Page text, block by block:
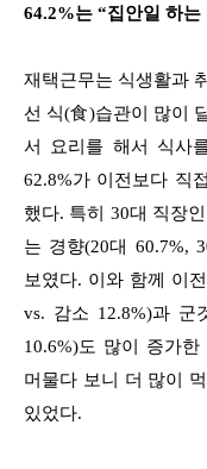
64.2%는 “집안일 하는
재택근무는 식생활과
선 식(食)습관이 많이
서 요리를 해서 식사
62.8%가 이전보다 직
했다. 특히 30대 직장
는 경향(20대 60.7%,
보였다. 이와 함께 이
vs. 감소 12.8%)과 군
10.6%)도 많이 증가
머물다 보니 더 많이
있었다.